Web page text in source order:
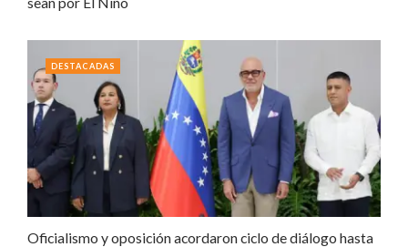
Oficialismo y oposición acordaron ciclo de diálogo hasta
DESTACADAS